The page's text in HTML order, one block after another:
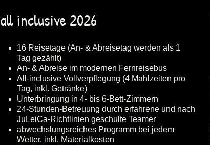
all inclusive 2026
16 Reisetage (An- & Abreisetag werden als 1
Tag gezählt)
An- & Abreise im modernen Fernreisebus
All-inclusive Vollverpflegung (4 Mahlzeiten pro
Tag, inkl. Getränke)
Unterbringung in 4- bis 6-Bett-Zimmern
24-Stunden-Betreuung durch erfahrene und nach
JuLeiCa-Richtlinien geschulte Teamer
abwechslungsreiches Programm bei jedem
Wetter, inkl. Materialkosten